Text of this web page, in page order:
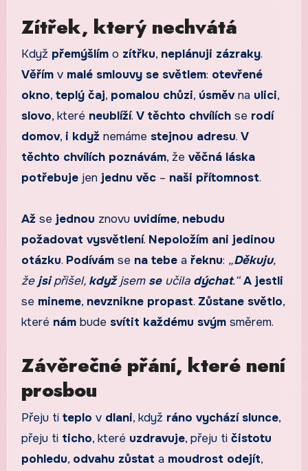
Zítřek, který nechvátá
Když přemýšlímo zítřku, neplánuji zázraky.
Věřímv malé smlouvy se světlem: otevřené
okno, teplý čaj, pomalou chůzi, úsměvna ulici,
slovo, které neublíží. V těchto chvílíchse rodí
domov, i když nemáme stejnou adresu. V
těchto chvílích poznávám, že věčná láska
potřebujejen jednu věc– naši přítomnost.
Až se jednou znovu uvidíme, nebudu
požadovat vysvětlení. Nepoložím ani jedinou
otázku. Podívámse na tebea řeknu: „Děkuju,
žejsipřišel, kdyžjsem seučila dýchat.“ A jestli
se mineme, nevznikne propast. Zůstane světlo,
které námbude svítit každému svýmsměrem.
Závěrečné přání, které není
prosbou
Přeju ti teplo v dlani, když ráno vychází slunce,
přeju ti ticho, které uzdravuje, přeju ti čistotu
pohledu, odvahu zůstat a moudrost odejít,